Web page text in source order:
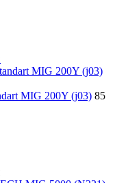
MIG 200Y (j03) 85